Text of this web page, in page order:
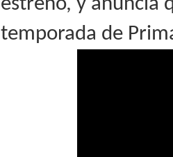
estreno, y anuncia
temporada de